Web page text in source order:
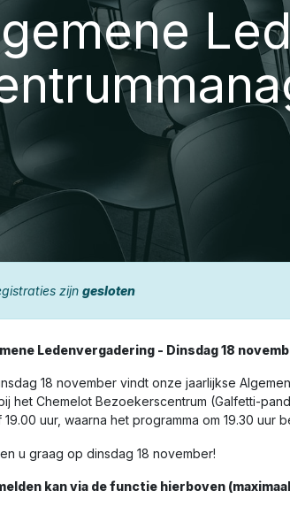
zijn gesloten
Ledenvergadering - Dinsdag 18
18 november vindt onze jaarlijkse
het Chemelot Bezoekerscentrum (Galfetti-
19.00 uur, waarna het programma om 19.30 uur
u graag op dinsdag 18 november!
kan via de functie hierboven